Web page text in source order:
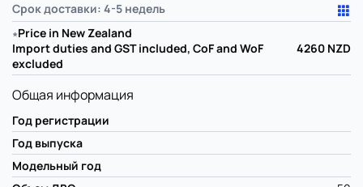
Срок доставки: 4-5 недель
∗Price in New Zealand
Import duties and GST included, CoF and WoF
excluded
4260 NZD
Общая информация
Год регистрации
Год выпуска
Модельный год